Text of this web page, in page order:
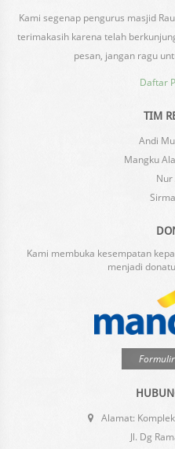
Kami segenap pengurus masjid
terimakasih karena telah
pesan, jangan ragu
Daftar
TIM
Andi
Mangku
Nur
Kami membuka kesempatan
menjadi
Alamat:
Jl. Dg